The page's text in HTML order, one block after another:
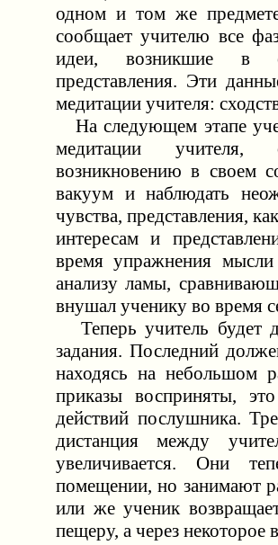
одном и том же
сообщает учителю все
идеи, возникшие в
представления. Эти
медитации учителя:
На следующем этапе
медитации учителя,
возникновению в своем
вакуум и наблюдать
чувства, представления,
интересам и
время упражнения
анализу ламы,
внушал ученику во время
Теперь учитель будет
задания. Последний
находясь на небольшом
приказы восприняты,
действий послушника.
дистанция между
увеличивается. Они
помещении, но занимают
или же ученик
пещеру, а через